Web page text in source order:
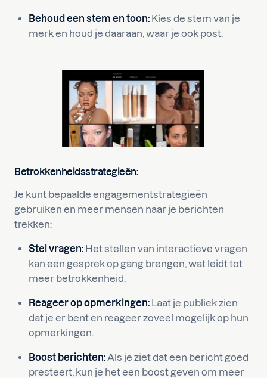
Behoud een stem en toon: Kies de stem van je
merk en houd je daaraan, waar je ook post.
Betrokkenheidsstrategieën:
Je kunt bepaalde engagementstrategieën
gebruiken en meer mensen naar je berichten
trekken:
Stel vragen: Het stellen van interactieve vragen
kan een gesprek op gang brengen, wat leidt tot
meer betrokkenheid.
Reageer op opmerkingen: Laat je publiek zien
dat je er bent en reageer zoveel mogelijk op hun
opmerkingen.
Boost berichten: Als je ziet dat een bericht goed
presteert, kun je het een boost geven om meer